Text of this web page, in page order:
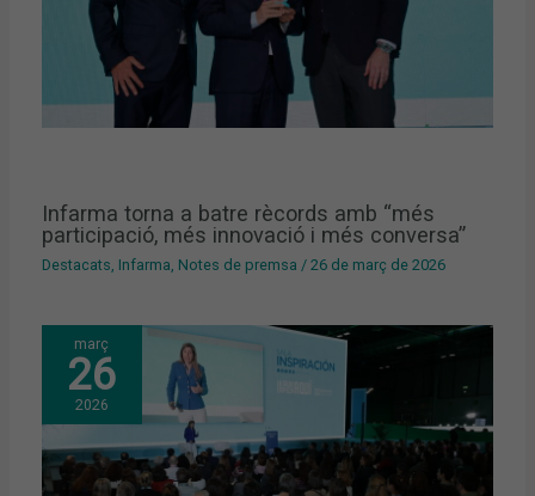
Infarma torna a batre rècords amb “més
participació, més innovació i més conversa”
Destacats, Infarma, Notes de premsa /26 de març de 2026
març
26
2026